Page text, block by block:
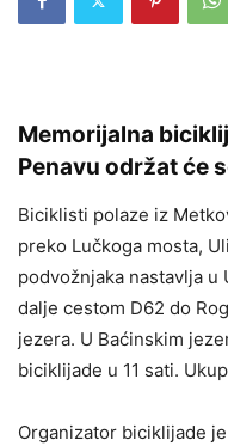
Memorijalna
Penavu održat će
Biciklisti polaze iz
preko Lučkoga mosta,
podvožnjaka nastavlja u
dalje cestom D62 do
jezera. U Baćinskim
biciklijade u 11 sati.
Organizator biciklijade